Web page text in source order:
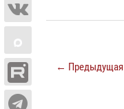
← Предыдущая